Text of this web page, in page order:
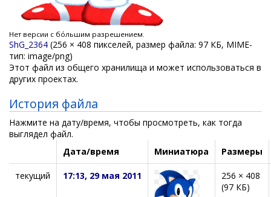
Нет версии с бо́льшим разрешением.
ShG_2364 (256 × 408 пикселей, размер файла: 97 КБ, MIME-
тип: image/png)
Этот файл из общего хранилища и может использоваться в
других проектах.
История файла
Нажмите на дату/время, чтобы просмотреть, как тогда
выглядел файл.
Дата/время
Миниатюра Размеры
текущий 17:13, 29 мая 2011
256 × 408
(97 КБ)